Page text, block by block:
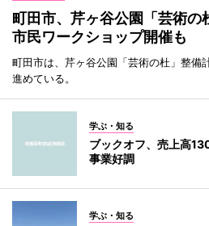
町田市、芹ヶ谷公園「芸術
市民ワークショップ開催も
町田市は、芹ヶ谷公園「芸術の杜」整備
進めている。
学ぶ・知る
ブックオフ、売上高
事業好調
学ぶ・知る